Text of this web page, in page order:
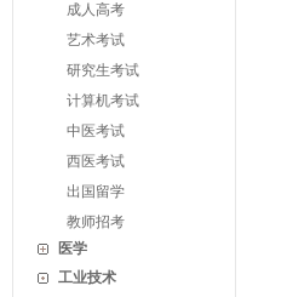
成人高考
艺术考试
研究生考试
计算机考试
中医考试
西医考试
出国留学
教师招考
医学
工业技术